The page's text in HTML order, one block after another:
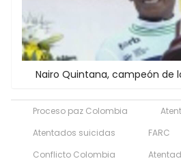
Nairo Quintana, campeón de
Proceso paz Colombia
Atentados suicidas
FARC
Conflicto Colombia